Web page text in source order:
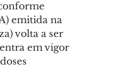
emitida na
volta a ser
em vigor